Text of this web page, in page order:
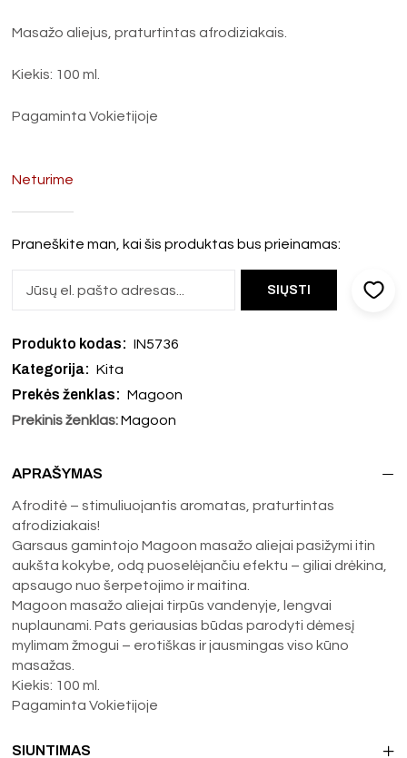
Masažo aliejus, praturtintas afrodiziakais.
Kiekis: 100 ml.
Pagaminta Vokietijoje
Neturime
Praneškite man, kai šis produktas bus prieinamas:
Produkto kodas: IN5736
Kategorija: Kita
Prekės ženklas: Magoon
Prekinis ženklas: Magoon
APRAŠYMAS
Afroditė – stimuliuojantis aromatas, praturtintas
afrodiziakais!
Garsaus gamintojo Magoon masažo aliejai pasižymi itin
aukšta kokybe, odą puoselėjančiu efektu – giliai drėkina,
apsaugo nuo šerpetojimo ir maitina.
Magoon masažo aliejai tirpūs vandenyje, lengvai
nuplaunami. Pats geriausias būdas parodyti dėmesį
mylimam žmogui – erotiškas ir jausmingas viso kūno
masažas.
Kiekis: 100 ml.
Pagaminta Vokietijoje
SIUNTIMAS